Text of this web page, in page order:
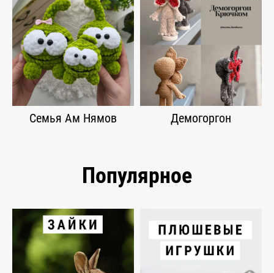
Семья Ам Нямов Демогоргон
Популярное